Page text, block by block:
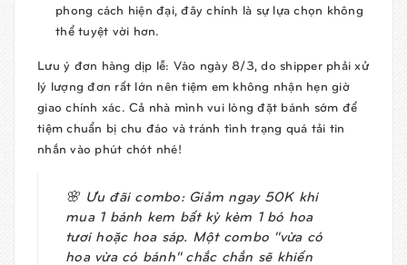
phong cách hiện đại, đây chính là sự lựa chọn không
thể tuyệt vời hơn.
Lưu ý đơn hàng dịp lễ: Vào ngày 8/3, do shipper phải xử
lý lượng đơn rất lớn nên tiệm em không nhận hẹn giờ
giao chính xác. Cả nhà mình vui lòng đặt bánh sớm để
tiệm chuẩn bị chu đáo và tránh tình trạng quá tải tin
nhắn vào phút chót nhé!
🌸 Ưu đãi combo:Giảm ngay 50Kkhi
mua 1 bánh kem bất kỳ kèm 1 bó hoa
tươi hoặc hoa sáp. Một combo "vừa có
hoa vừa có bánh" chắc chắn sẽ khiến